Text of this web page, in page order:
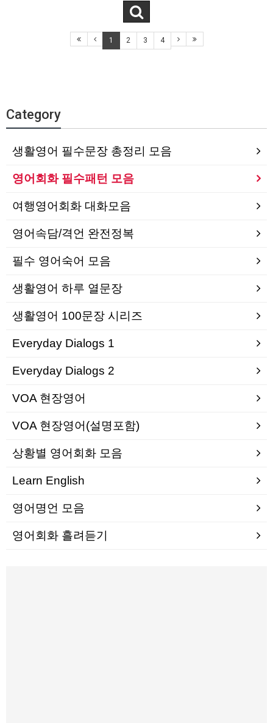
1 2 3 4
Category
생활영어 필수문장 총정리 모음
영어회화 필수패턴 모음
여행영어회화 대화모음
영어속담/격언 완전정복
필수 영어숙어 모음
생활영어 하루 열문장
생활영어 100문장 시리즈
Everyday Dialogs 1
Everyday Dialogs 2
VOA 현장영어
VOA 현장영어(설명포함)
상황별 영어회화 모음
Learn English
영어명언 모음
영어회화 흘려듣기